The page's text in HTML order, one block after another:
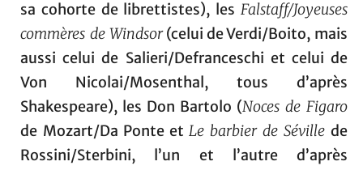
sa cohorte de librettistes), les Falstaff/Joyeuses
commères de Windsor(celui de Verdi/Boito, mais
aussi celui de Salieri/Defranceschi et celui de
Von Nicolai/Mosenthal, tous d’après
Shakespeare), les Don Bartolo (Noces de Figaro
de Mozart/Da Ponte et Le barbier de Séville de
Rossini/Sterbini, l’un et l’autre d’après